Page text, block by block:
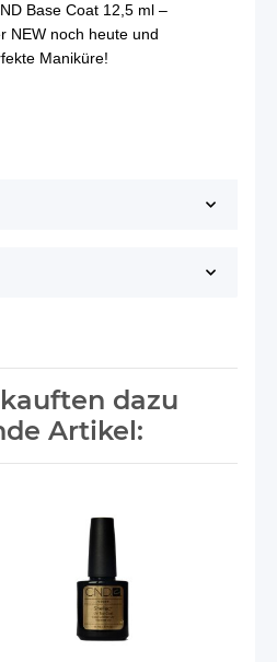
Base Coat 12,5 ml –
NEW noch heute und
Maniküre!
dazu
Artikel: